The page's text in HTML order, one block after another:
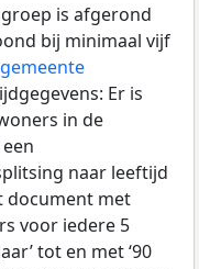
is afgerond
bij minimaal vijf
Er is
in de
naar leeftijd
document met
voor iedere 5
tot en met ‘90